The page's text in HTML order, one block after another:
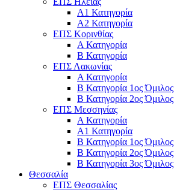
Α1 Κατηγορία
Α2 Κατηγορία
ΕΠΣ Κορινθίας
Α Κατηγορία
Β Κατηγορία
ΕΠΣ Λακωνίας
Α Κατηγορία
Β Κατηγορία 1ος Όμιλος
Β Κατηγορία 2ος Όμιλος
ΕΠΣ Μεσσηνίας
Α Κατηγορία
Α1 Κατηγορία
Β Κατηγορία 1ος Όμιλος
Β Κατηγορία 2ος Όμιλος
Β Κατηγορία 3ος Όμιλος
Θεσσαλία
ΕΠΣ Θεσσαλίας